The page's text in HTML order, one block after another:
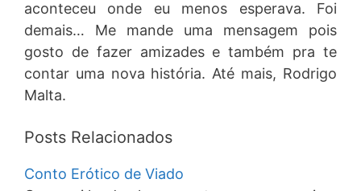
aconteceu onde eu menos esperava. Foi
demais… Me mande uma mensagem pois
gosto de fazer amizades e também pra te
contar uma nova história. Até mais, Rodrigo
Malta.
Posts Relacionados
Conto Erótico de Viado